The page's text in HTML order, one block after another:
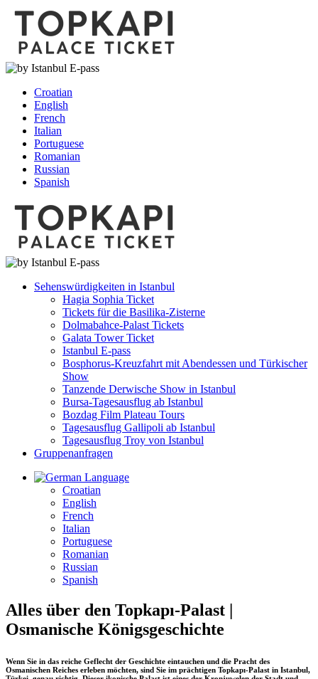
Croatian
English
French
Italian
Portuguese
Romanian
Russian
Spanish
Sehenswürdigkeiten in Istanbul
Hagia Sophia Ticket
Tickets für die Basilika-Zisterne
Dolmabahce-Palast Tickets
Galata Tower Ticket
Istanbul E-pass
Bosphorus-Kreuzfahrt mit Abendessen und Türkischer
Show
Tanzende Derwische Show in Istanbul
Bursa-Tagesausflug ab Istanbul
Bozdag Film Plateau Tours
Tagesausflug Gallipoli ab Istanbul
Tagesausflug Troy von Istanbul
Gruppenanfragen
Language
Croatian
English
French
Italian
Portuguese
Romanian
Russian
Spanish
Alles über den Topkapı-Palast |
Osmanische Königsgeschichte
Wenn Sie in das reiche Geflecht der Geschichte eintauchen und die Pracht des
Osmanischen Reiches erleben möchten, sind Sie im prächtigen Topkapı-Palast in Istanbul,